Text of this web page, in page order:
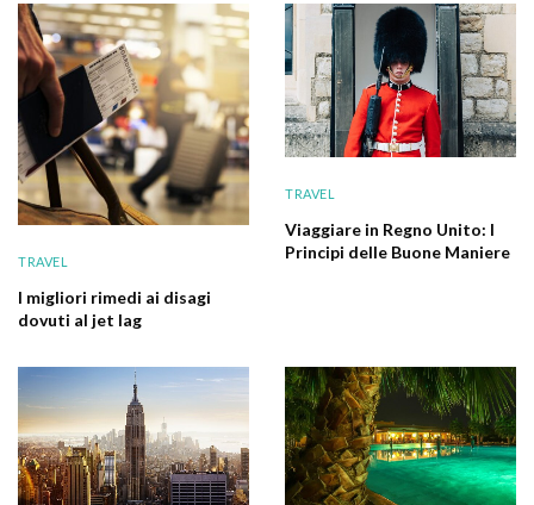
TRAVEL
I migliori rimedi ai disagi
dovuti al jet lag
TRAVEL
Viaggiare in Regno Unito: I
Principi delle Buone Maniere